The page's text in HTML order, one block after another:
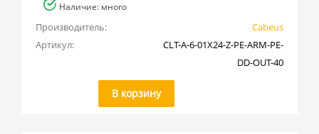
Наличие: много
Производитель:
Cabeus
Артикул:
CLT-A-6-01X24-Z-PE-ARM-PE-
DD-OUT-40
В корзину